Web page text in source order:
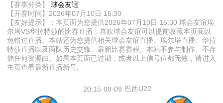
【赛事分类】 球会友谊
【开赛时间】2026年07月10日 15:30
【友好提示】：本页面为您提供2026年07月10日 15:30 球会友谊埃
尔塔VS华拉特莎的比赛直播，喜欢球会友谊可以提前收藏本页面以
免错过直播。本站还为您提供相关球会友谊直播、埃尔塔直播、华拉
特莎直播以及两队历史交锋、最新比赛赛程。本站不参与制作、不存
储任何资源由。如果本页面已过期，或者以上信号位都无效，请进入
主页查看最新直播新号。
08-09
20:15 巴西U22